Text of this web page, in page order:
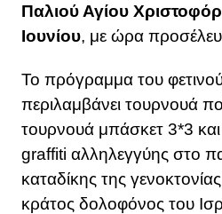
Παλιού Αγίου
Ιουνίου, με ώρα
Το πρόγραμμα του
περιλαμβάνει τουρνουά
τουρνουά μπάσκετ 3*3 και
graffiti αλληλεγγύης στο
καταδίκης της
κράτος δολοφόνος του